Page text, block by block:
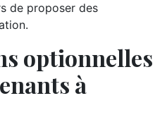
de proposer des
optionnelles
à